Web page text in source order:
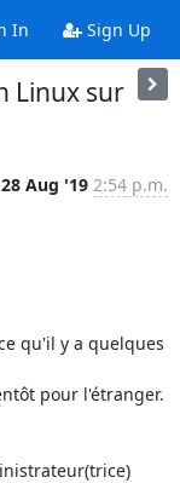
In Sign Up
Linux sur
28 Aug '19 2:54 p.m.
qu'il y a quelques
pour l'étranger.